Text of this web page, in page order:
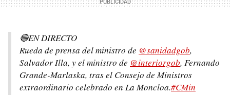
🔴EN DIRECTO
Rueda de prensa del ministro de @sanidadgob,
Salvador Illa, y el ministro de @interiorgob, Fernando
Grande-Marlaska, tras el Consejo de Ministros
extraordinario celebrado en La Moncloa.#CMin